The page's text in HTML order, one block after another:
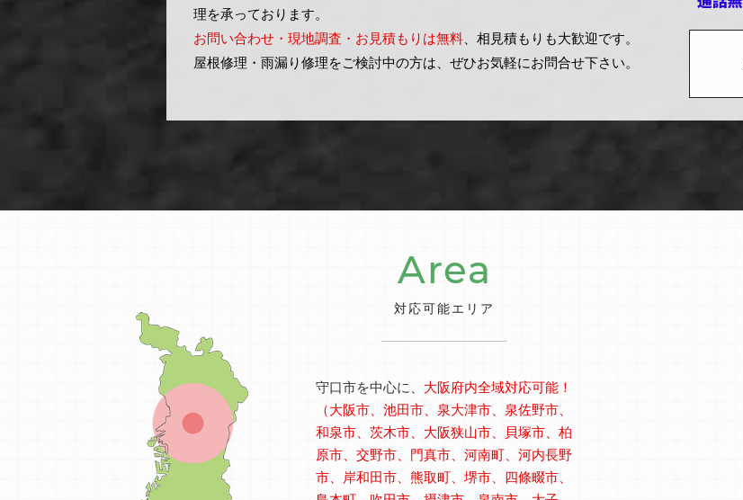
理を承っております。
お問い合わせ・現地調査・お見積もりは無料、相見積もりも大歓迎です。
屋根修理・雨漏り修理をご検討中の方は、ぜひお気軽にお問合せ下さい。
Area
対応可能エリア
守口市を中心に、 大阪府内全域対応可能！
（大阪市、池田市、泉大津市、泉佐野市、
和泉市、茨木市、大阪狭山市、貝塚市、柏
原市、交野市、門真市、河南町、河内長野
市、岸和田市、熊取町、堺市、四條畷市、